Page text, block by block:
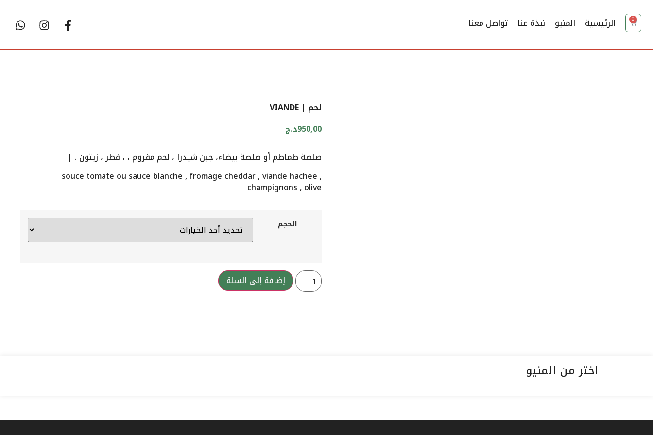
0 الرئيسية المنيو نبذة عنا تواصل معنا
لحم | VIANDE
950,00د.ج
صلصة طماطم أو صلصة بيضاء، جبن شيدرا ، لحم مفروم ، ، فطر ، زيتون . |
souce tomate ou sauce blanche , fromage cheddar , viande hachee ,
champignons , olive
الحجم
إضافة إلى السلة
اختر من المنيو